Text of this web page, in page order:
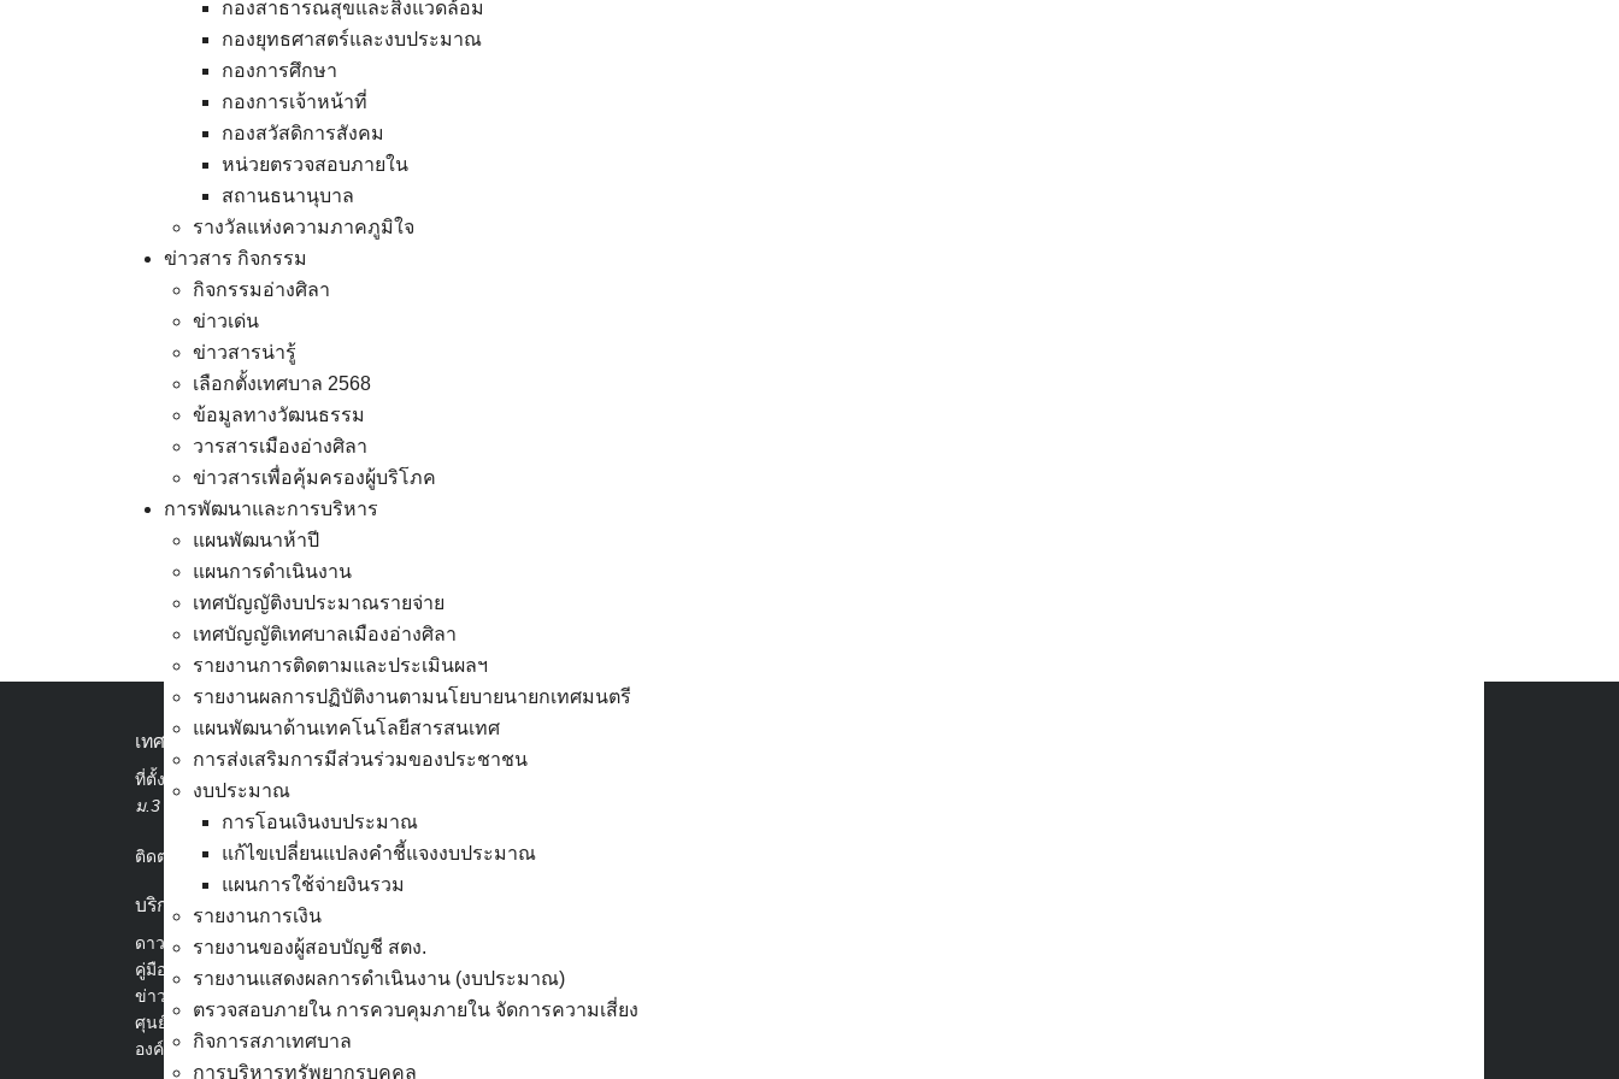
กองสาธารณสุขและสิ่งแวดล้อม
กองยุทธศาสตร์และงบประมาณ
กองการศึกษา
กองการเจ้าหน้าที่
กองสวัสดิการสังคม
หน่วยตรวจสอบภายใน
สถานธนานุบาล
รางวัลแห่งความภาคภูมิใจ
ข่าวสาร กิจกรรม
กิจกรรมอ่างศิลา
ข่าวเด่น
ข่าวสารน่ารู้
เลือกตั้งเทศบาล 2568
ข้อมูลทางวัฒนธรรม
วารสารเมืองอ่างศิลา
ข่าวสารเพื่อคุ้มครองผู้บริโภค
การพัฒนาและการบริหาร
แผนพัฒนาห้าปี
แผนการดำเนินงาน
เทศบัญญัติงบประมาณรายจ่าย
เทศบัญญัติเทศบาลเมืองอ่างศิลา
รายงานการติดตามและประเมินผลฯ
รายงานผลการปฏิบัติงานตามนโยบายนายกเทศมนตรี
แผนพัฒนาด้านเทคโนโลยีสารสนเทศ
การส่งเสริมการมีส่วนร่วมของประชาชน
งบประมาณ
การโอนเงินงบประมาณ
แก้ไขเปลี่ยนแปลงคำชี้แจงงบประมาณ
แผนการใช้จ่ายงินรวม
รายงานการเงิน
รายงานของผู้สอบบัญชี สตง.
รายงานแสดงผลการดำเนินงาน (งบประมาณ)
ตรวจสอบภายใน การควบคุมภายใน จัดการความเสี่ยง
กิจการสภาเทศบาล
การบริหารทรัพยากรบุคคล
มิตรสัมพันธ์ ซ.7 (ซอยบ้านแกะหอย)
เทศบาลเมืองอ่างศิลา
ที่ตั้ง :
สำนักงานเทศบาลเมืองอ่างศิลา 90/338
ม.3 ต.เสม็ด อ.เมือง จ.ชลบุรี 20000
ติดต่อ : 038-142-100-104
บริการประชาชน
ดาวน์โหลดแบบฟอร์ม, เอกสาร
คู่มือสำหรับประชาชน/คู่มือการปฏิบัติงาน
ข่าวสารน่ารู้
ศุนย์ข้อมูลข่าวสารอิเล็กทรอนิกส์
องค์ความรู้ (Knowledge Management)